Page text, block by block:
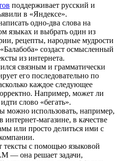
поддерживает русский и
в «Яндексе».
одно-два слова на
языках и выбрать один из
рецепты, народные мудрости
создаст осмысленный
из интернета.
связным и грамматически
его последовательно по
каждое следующее
Например, может ли
слово «бегать».
можно использовать, например,
интернет-магазине, в качестве
или просто делиться ими с
тексты с помощью языковой
— она решает задачи,